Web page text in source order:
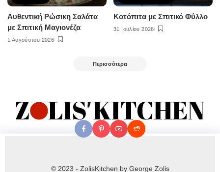
Αυθεντική Ρώσικη Σαλάτα
με Σπιτική Μαγιονέζα
1 Αυγούστου 2026
Κοτόπιτα με Σπιτικό Φύλλο
31 Ιουλίου 2026
Περισσότερα
© 2023 - ZolisKitchen by George Zolis